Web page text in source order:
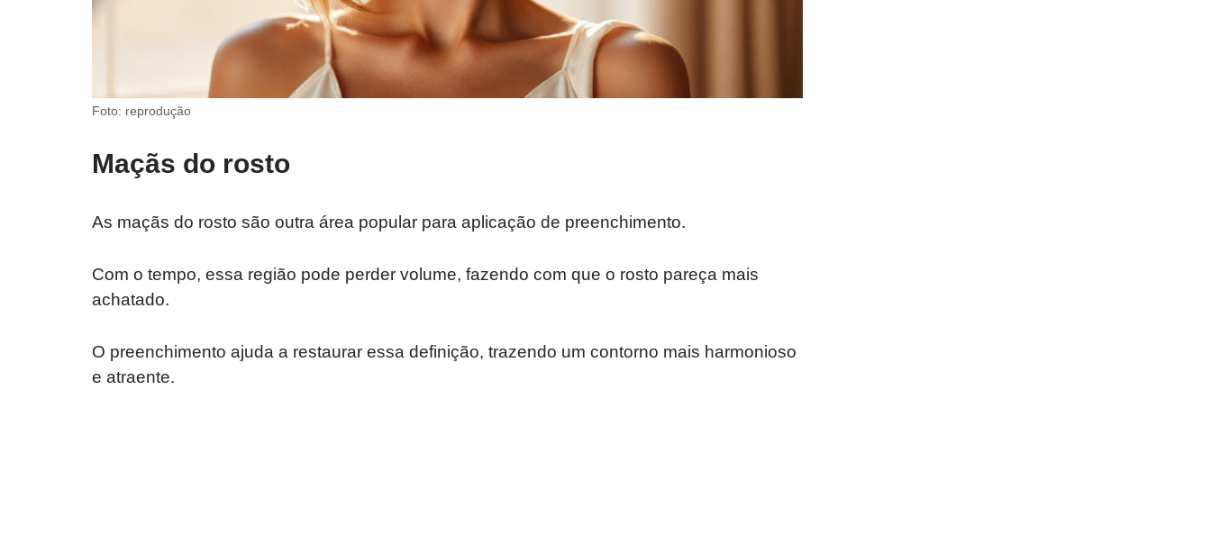
Foto: reprodução
Maçãs do rosto
As maçãs do rosto são outra área popular para aplicação de preenchimento.
Com o tempo, essa região pode perder volume, fazendo com que o rosto pareça mais
achatado.
O preenchimento ajuda a restaurar essa definição, trazendo um contorno mais harmonioso
e atraente.